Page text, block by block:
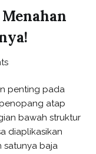
on
Ringan
Anda
Kuat
Menahan
Beban
penting pada
atap
bawah struktur
diaplikasikan
satunya baja